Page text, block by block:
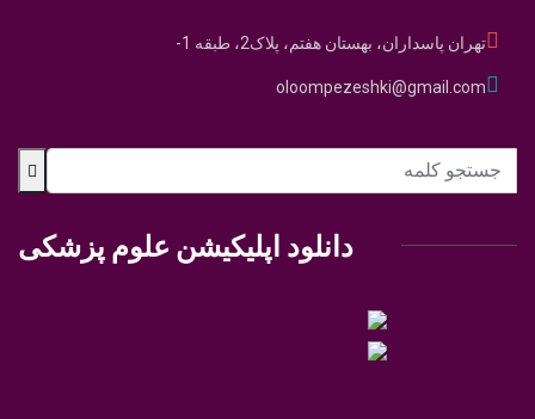
تهران پاسداران، بهستان هفتم، پلاک2، طبقه 1-
oloompezeshki@gmail.com
دانلود اپلیکیشن علوم پزشکی